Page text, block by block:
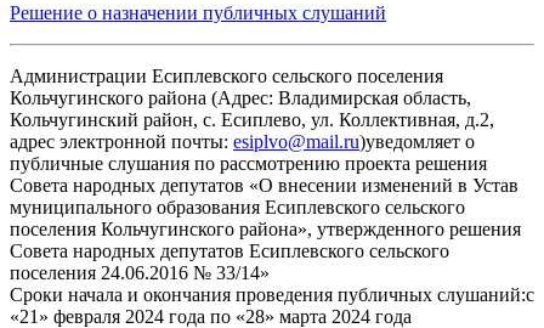
Решение о назначении публичных слушаний
Администрации Есиплевского сельского поселения
Кольчугинского района (Адрес: Владимирская область,
Кольчугинский район, с. Есиплево, ул. Коллективная, д.2,
адрес электронной почты: esiplvo@mail.ru)уведомляет о
публичные слушания по рассмотрению проекта решения
Совета народных депутатов «О внесении изменений в Устав
муниципального образования Есиплевского сельского
поселения Кольчугинского района», утвержденного решения
Совета народных депутатов Есиплевского сельского
поселения 24.06.2016 № 33/14»
Сроки начала и окончания проведения публичных слушаний:с
«21» февраля 2024 года по «28» марта 2024 года